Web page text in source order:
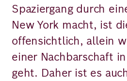
Spaziergang durch
New York macht, ist
offensichtlich, allein
einer Nachbarschaft
geht. Daher ist es